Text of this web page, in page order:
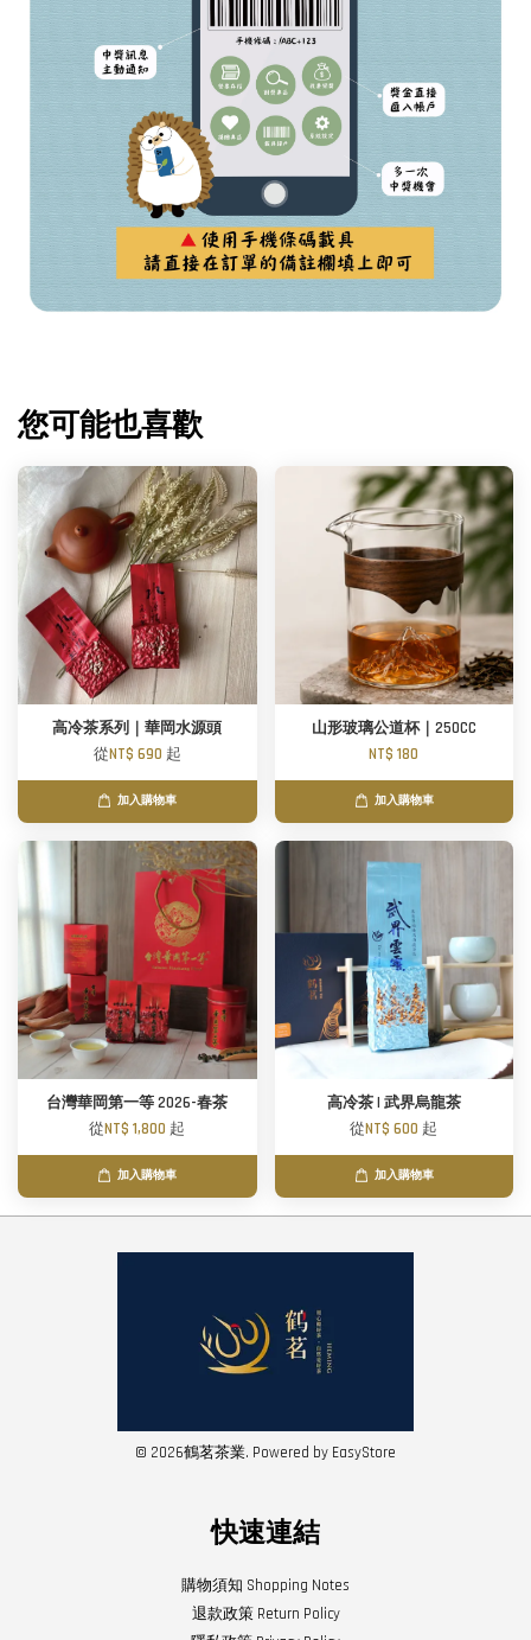
您可能也喜歡
高冷茶系列｜華岡水源頭
從NT$ 690 起
加入購物車
山形玻璃公道杯｜250CC
NT$ 180
加入購物車
台灣華岡第一等 2026-春茶
從NT$ 1,800 起
加入購物車
高冷茶 | 武界烏龍茶
從NT$ 600 起
加入購物車
© 2026鶴茗茶業. Powered by EasyStore
快速連結
購物須知 Shopping Notes
退款政策 Return Policy